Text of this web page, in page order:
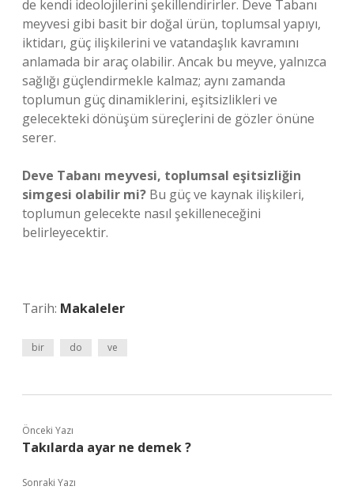
de kendi ideolojilerini şekillendirirler. Deve Tabanı
meyvesi gibi basit bir doğal ürün, toplumsal yapıyı,
iktidarı, güç ilişkilerini ve vatandaşlık kavramını
anlamada bir araç olabilir. Ancak bu meyve, yalnızca
sağlığı güçlendirmekle kalmaz; aynı zamanda
toplumun güç dinamiklerini, eşitsizlikleri ve
gelecekteki dönüşüm süreçlerini de gözler önüne
serer.
Deve Tabanı meyvesi, toplumsal eşitsizliğin
simgesi olabilir mi? Bu güç ve kaynak ilişkileri,
toplumun gelecekte nasıl şekilleneceğini
belirleyecektir.
Tarih: Makaleler
bir do ve
Önceki Yazı
Takılarda ayar ne demek ?
Sonraki Yazı